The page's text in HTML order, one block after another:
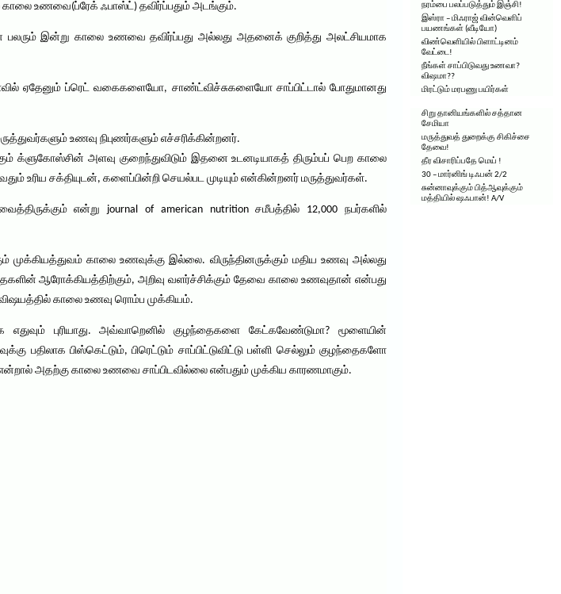
உணவை(ப்ரேக் ஃபாஸ்ட்) தவிர்ப்பதும் அடங்கும்.
இன்று காலை உணவை தவிர்ப்பது அல்லது அதனைக் குறித்து அலட்சியமாக
ஏதேனும் ப்ரெட் வகைகளையோ, சாண்ட்விச்சுகளையோ சாப்பிட்டால் போதுமானது
உணவு நிபுணர்களும் எச்சரிக்கின்றனர்.
க்ளுகோஸ்சின் அளவு குறைந்துவிடும் இதனை உடனடியாகத் திரும்பப் பெற காலை
சக்தியுடன், களைப்பின்றி செயல்பட முடியும் என்கின்றனர் மருத்துவர்கள்.
என்று journal of american nutrition சமீபத்தில் 12,000 நபர்களில்
முக்கியத்துவம் காலை உணவுக்கு இல்லை. விருந்தினருக்கும் மதிய உணவு அல்லது
ஆரோக்கியத்திற்கும், அறிவு வளர்ச்சிக்கும் தேவை காலை உணவுதான் என்பது
விஷயத்தில் காலை உணவு ரொம்ப முக்கியம்.
புரியாது. அவ்வாறெனில் குழந்தைகளை கேட்கவேண்டுமா? மூளையின்
பதிலாக பிஸ்கெட்டும், பிரெட்டும் சாப்பிட்டுவிட்டு பள்ளி செல்லும் குழந்தைகளோ
என்றால் அதற்கு காலை உணவை சாப்பிடவில்லை என்பதும் முக்கிய காரணமாகும்.
நரம்பை பலப்படுத்தும் இஞ்சி!
இஸ்ரா – மிஃராஜ் வின்வெளிப்
பயணங்கள் (வீடியோ)
விண்வெளியில் பிளாட்டினம்
வேட்டை!
நீங்கள் சாப்பிடுவது உணவா?
விஷமா??
மிரட்டும் மரபணு பயிர்கள்
சிறு தானியங்களில் சத்தான
சேமியா
மருத்துவத் துறைக்கு சிகிச்சை
தேவை!
தீர விசாரிப்பதே மெய் !
30 – மார்னிங் டிஃபன் 2/2
சுன்னாவுக்கும் பித்ஆவுக்கும்
மத்தியில் ஷஃபான்! A/V